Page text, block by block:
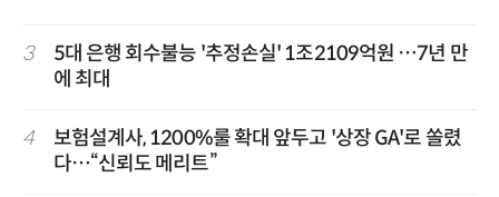
3
5대 은행 회수불능 '추정손실' 1조2109억원 …7년 만
에 최대
4
보험설계사, 1200%룰 확대 앞두고 '상장 GA'로 쏠렸
다…“신뢰도 메리트”